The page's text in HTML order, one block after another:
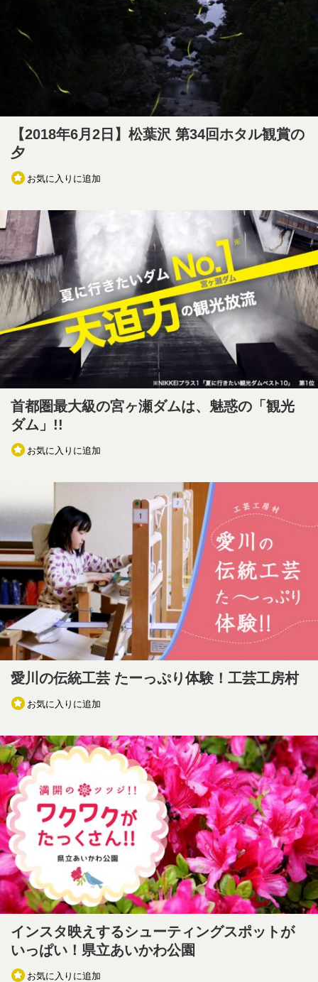
【2018年6月2日】松葉沢 第34回ホタル観賞の
夕
お気に入りに追加
首都圏最大級の宮ヶ瀬ダムは、魅惑の「観光
ダム」!!
お気に入りに追加
愛川の伝統工芸 たーっぷり体験！工芸工房村
お気に入りに追加
インスタ映えするシューティングスポットが
いっぱい！県立あいかわ公園
お気に入りに追加